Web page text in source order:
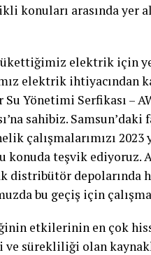
konuları arasında yer
tükettiğimiz elektrik için
elektrik ihtiyacından
Yönetimi Serfikası –
sahibiz.
çalışmalarımızı
teşvik ediyoruz.
distribütör depolarında
bu geçiş için
etkilerinin en çok
sürekliliği olan